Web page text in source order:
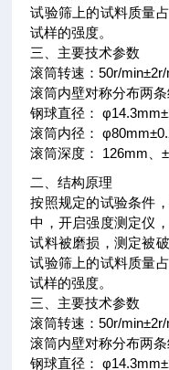
试验筛上的试料质量
试样的强度。
三、主要技术参数
滚筒转速：50r/
滚筒内壁对称分布两
钢球直径：
滚筒内径：
滚筒深度： 126mm、
二、结构原理
按照规定的试验条件
中，开启强度测定仪
试料被磨损，测定被
试验筛上的试料质量
试样的强度。
三、主要技术参数
滚筒转速：50r/
滚筒内壁对称分布两
钢球直径：